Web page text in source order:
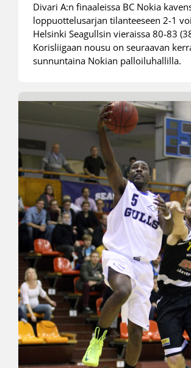
Divari A:n finaaleissa BC Nokia
loppuottelusarjan tilanteeseen 2-1
Helsinki Seagullsin vieraissa 80-83
Korisliigaan nousu on seuraavan
sunnuntaina Nokian palloiluhallilla.